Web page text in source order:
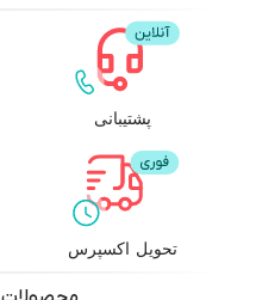
پشتیبانی
تحویل اکسپرس